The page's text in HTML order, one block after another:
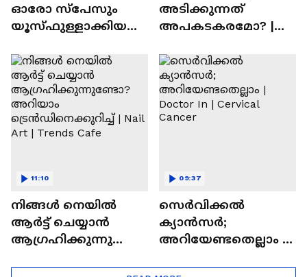
ഓരോ സ്‌പേസും
യൂസ്ഫുള്ളാക്കിയ
അടിക്കുന്നത്
അപകടകരമോ? |
നിങ്ങൾ നെയിൽ
ആർട്ട് ചെയ്യാൻ
ആഗ്രഹിക്കുന്നുണ്ടോ
ട്രെൻഡിനെക്കുറിച്ച് |
11:10
സെർവിക്കൽ
ക്യാൻസർ;
അറിയേണ്ടതെല്ലാം |
Cancer
09:37